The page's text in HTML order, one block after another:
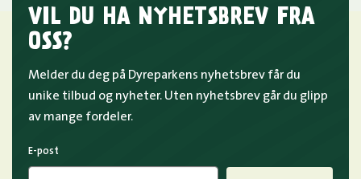
VIL DU HA NYHETSBREV FRA
OSS?
Melder du deg på Dyreparkens nyhetsbrev får du
unike tilbud og nyheter. Uten nyhetsbrev går du glipp
av mange fordeler.
E-post